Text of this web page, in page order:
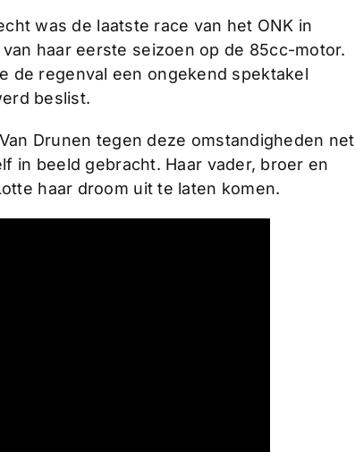
was de laatste race van het ONK in
haar eerste seizoen op de 85cc-motor.
de regenval een ongekend spektakel
beslist.
Drunen tegen deze omstandigheden net
in beeld gebracht. Haar vader, broer en
haar droom uit te laten komen.